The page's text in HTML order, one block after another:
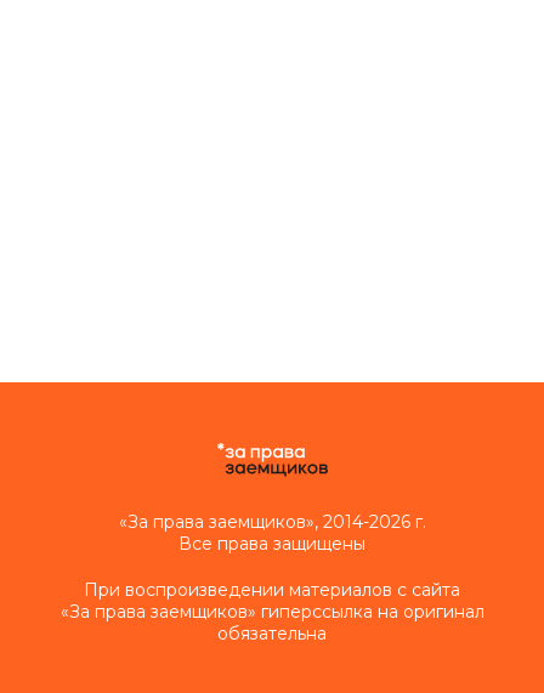
«За права заемщиков», 2014-2026 г.
Все права защищены
При воспроизведении материалов с сайта
«За права заемщиков» гиперссылка на оригинал
обязательна